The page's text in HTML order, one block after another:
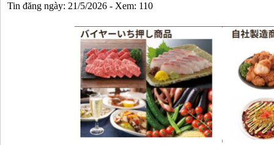
Tin đăng ngày: 21/5/2026 - Xem: 110